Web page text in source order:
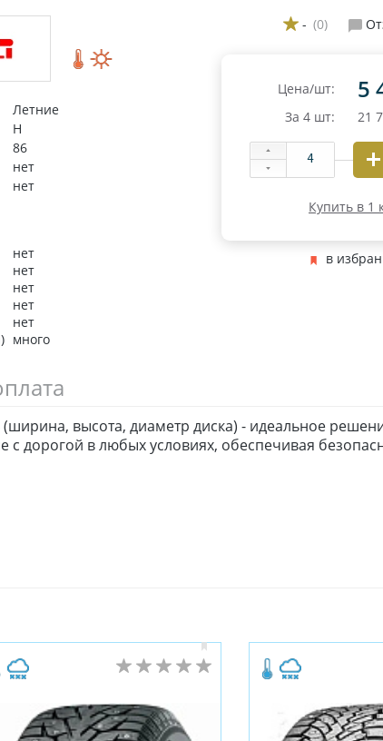
Летние
H
86
нет
нет
нет
нет
нет
нет
нет
много
- (0)
Цена/шт: 5
За 4 шт: 21
Купить в 1
в
высота, диаметр диска) - идеальное
дорогой в любых условиях, обеспечивая